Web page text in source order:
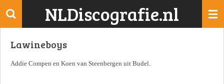
Ga
de
NLDiscografie.nl
Lawineboys
Addie Compen en Koen van Steenbergen uit Budel.